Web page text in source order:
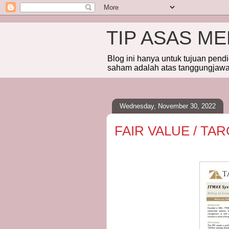
TIP ASAS
Blog ini hanya untuk tujuan
saham adalah atas
Wednesday, November 30, 2022
FAIR VALUE /